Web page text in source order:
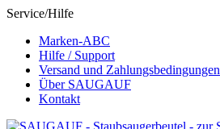
Service/Hilfe
Marken-ABC
Hilfe / Support
Versand und Zahlungsbedingungen
Über SAUGAUF
Kontakt